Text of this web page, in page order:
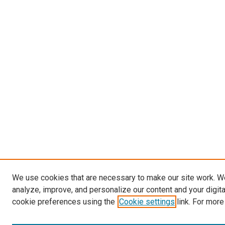
We use cookies that are necessary to make our site work.
analyze, improve, and personalize our content and your
cookie preferences using the Cookie settings link. For